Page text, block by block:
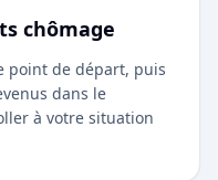
chômage
point de départ, puis
dans le
à votre situation